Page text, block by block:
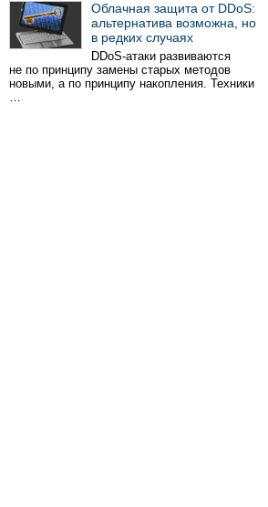
Облачная защита от DDoS:
альтернатива возможна, но
в редких случаях
DDoS-атаки развиваются
не по принципу замены старых методов
новыми, а по принципу накопления. Техники
…